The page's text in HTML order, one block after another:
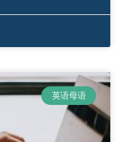
英语母语